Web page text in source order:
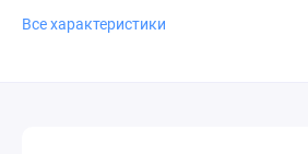
Все характеристики